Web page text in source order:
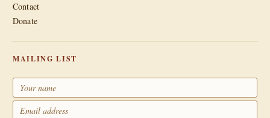
Contact
Donate
MAILING LIST